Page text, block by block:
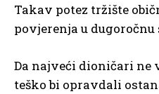
Takav potez tržište
povjerenja u
Da najveći dioničari ne
teško bi opravdali